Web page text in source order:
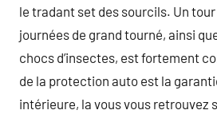
le tradant set des sourcils. Un
journées de grand tourné, ainsi
chocs d’insectes, est fortement
de la protection auto est la
intérieure, la vous vous retrouvez